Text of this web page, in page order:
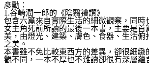
彥勳：
1.谷崎潤一郎的《陰翳禮讚》
包含六篇來自實際生活的細微觀察，同時
女主角死前所讀的最後一本書，主要是首
美，由燈光、建築、膚色、食器、生活俯
之美。
本書雖不免比較東西方的差異，卻很細緻
觀不同，一本不厚也不難讀卻很有深層蘊